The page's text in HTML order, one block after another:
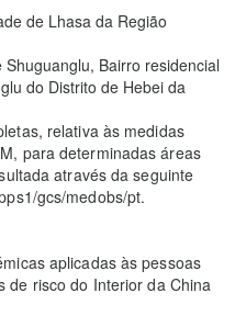
de Lhasa da Região
Bairro residencial
do Distrito de Hebei da
relativa às medidas
para determinadas áreas
através da seguinte
gcs/medobs/pt.
aplicadas às pessoas
de risco do Interior da China